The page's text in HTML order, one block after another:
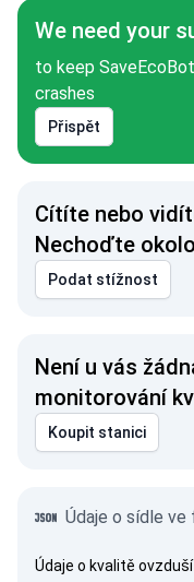
We need your
to keep
crashes
Přispět
Cítíte nebo
Nechoďte
Podat stížnost
Není u vás
monitorování
Koupit stanici
Údaje o sídle ve
Údaje o kvalitě